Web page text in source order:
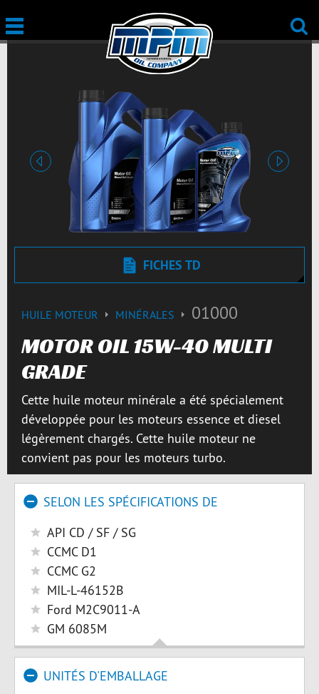
Précédent Suivant
FICHES TD
HUILE MOTEUR MINÉRALES 01000
MOTOR OIL 15W-40 MULTI
GRADE
Cette huile moteur minérale a été spécialement
développée pour les moteurs essence et diesel
légèrement chargés. Cette huile moteur ne
convient pas pour les moteurs turbo.
SELON LES SPÉCIFICATIONS DE
API CD / SF / SG
CCMC D1
CCMC G2
MIL-L-46152B
Ford M2C9011-A
GM 6085M
UNITÉS D'EMBALLAGE